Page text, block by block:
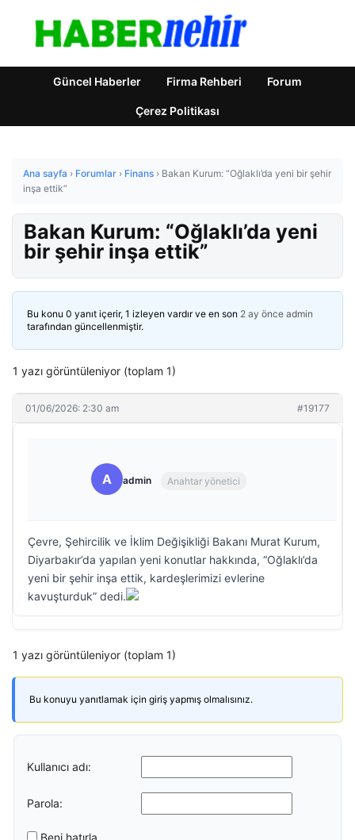
Güncel Haberler Firma Rehberi Forum
Çerez Politikası
Ana sayfa › Forumlar › Finans › Bakan Kurum: “Oğlaklı’da yeni bir şehir
inşa ettik”
Bakan Kurum: “Oğlaklı’da yeni
bir şehir inşa ettik”
Bu konu 0 yanıt içerir, 1 izleyen vardır ve en son 2 ay önce admin
tarafından güncellenmiştir.
1 yazı görüntüleniyor (toplam 1)
01/06/2026: 2:30 am #19177
A admin Anahtar yönetici
Çevre, Şehircilik ve İklim Değişikliği Bakanı Murat Kurum,
Diyarbakır’da yapılan yeni konutlar hakkında, “Oğlaklı’da
yeni bir şehir inşa ettik, kardeşlerimizi evlerine
kavuşturduk” dedi.
1 yazı görüntüleniyor (toplam 1)
Bu konuyu yanıtlamak için giriş yapmış olmalısınız.
Kullanıcı adı:
Parola:
Beni hatırla